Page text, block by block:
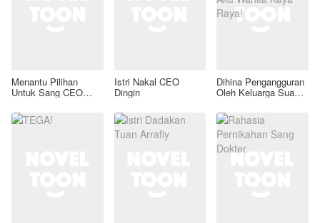
Menantu Pilihan
Untuk Sang CEO
Istri Nakal CEO
Dingin
Dihina Pengangguran
Oleh Keluarga Suami,
Raya!